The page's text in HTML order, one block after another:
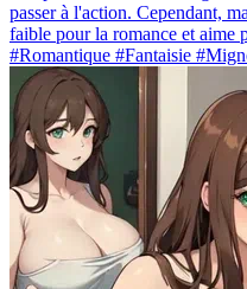
passer à l'action. Cependant,
faible pour la romance et aime
#Romantique #Fantaisie